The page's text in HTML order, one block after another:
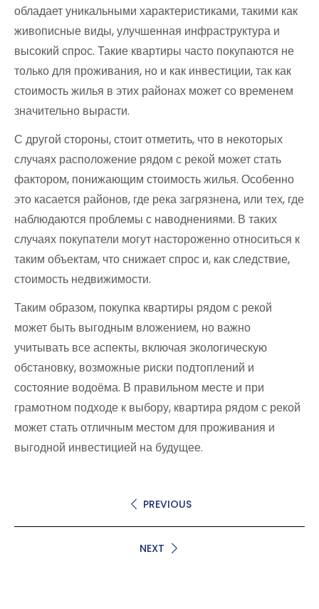
обладает уникальными характеристиками, такими как
живописные виды, улучшенная инфраструктура и
высокий спрос. Такие квартиры часто покупаются не
только для проживания, но и как инвестиции, так как
стоимость жилья в этих районах может со временем
значительно вырасти.
С другой стороны, стоит отметить, что в некоторых
случаях расположение рядом с рекой может стать
фактором, понижающим стоимость жилья. Особенно
это касается районов, где река загрязнена, или тех, где
наблюдаются проблемы с наводнениями. В таких
случаях покупатели могут настороженно относиться к
таким объектам, что снижает спрос и, как следствие,
стоимость недвижимости.
Таким образом, покупка квартиры рядом с рекой
может быть выгодным вложением, но важно
учитывать все аспекты, включая экологическую
обстановку, возможные риски подтоплений и
состояние водоёма. В правильном месте и при
грамотном подходе к выбору, квартира рядом с рекой
может стать отличным местом для проживания и
выгодной инвестицией на будущее.
PREVIOUS
NEXT